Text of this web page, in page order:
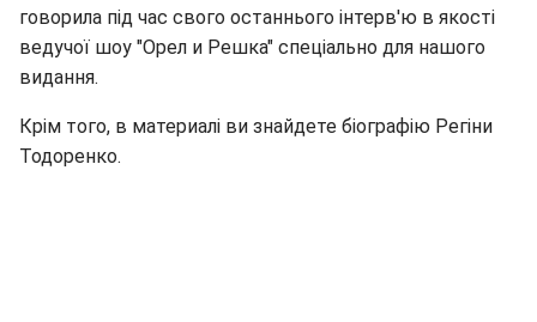
говорила під час свого останнього інтерв'ю в якості
ведучої шоу "Орел и Решка" спеціально для нашого
видання.
Крім того, в материалі ви знайдете біографію Регіни
Тодоренко.